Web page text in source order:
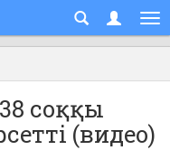
соққы
(видео)